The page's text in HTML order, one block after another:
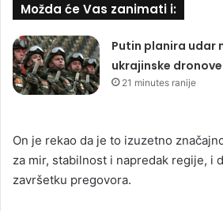
Možda će Vas zanimati i:
Putin planira udar
ukrajinske dronove
21 minutes ranije
On je rekao da je to izuzetno
za mir, stabilnost i napredak regije, i
završetku pregovora.